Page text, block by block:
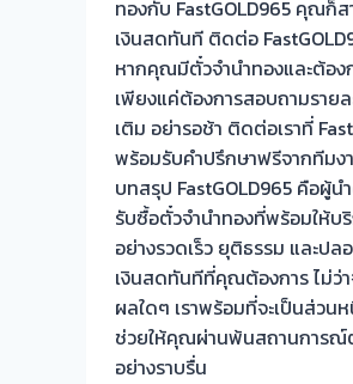
ทองกับ FastGOLD965 คุณก็ส
เงินสดทันที ติดต่อ
หากคุณมีตั๋วจำนำทองและต้อง
เพียงแค่ต้องการสอบถามราย
เติม อย่ารอช้า ติดต่อเราที่
พร้อมรับคำปรึกษาฟรีจากทีมง
บทสรุป FastGOLD965 คือผู้น
รับซื้อตั๋วจำนำทองที่พร้อมให้บ
อย่างรวดเร็ว ยุติธรรม และป
เงินสดทันทีที่คุณต้องการ ไม่ว่า
ผลใดๆ เราพร้อมที่จะเป็นส่วน
ช่วยให้คุณผ่านพ้นสถานการณ์
อย่างราบรื่น